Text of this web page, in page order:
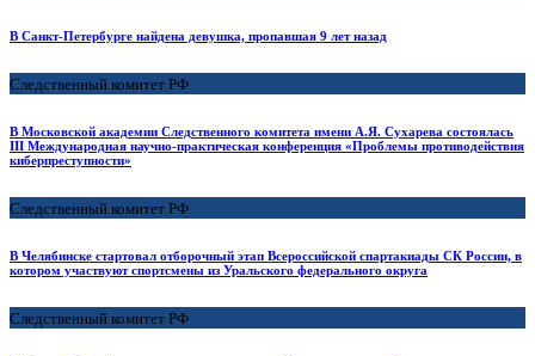
В Санкт-Петербурге найдена девушка, пропавшая 9 лет назад
Следственный комитет РФ
В Московской академии Следственного комитета имени А.Я. Сухарева состоялась
III Международная научно-практическая конференция «Проблемы противодействия
киберпреступности»
Следственный комитет РФ
В Челябинске стартовал отборочный этап Всероссийской спартакиады СК России, в
котором участвуют спортсмены из Уральского федерального округа
Следственный комитет РФ